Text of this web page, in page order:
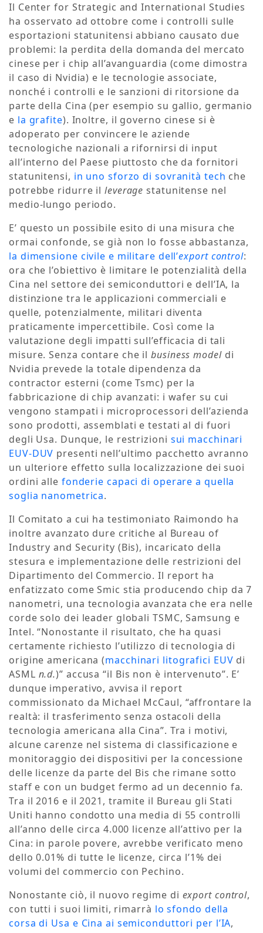
Il Center for Strategic and International Studies
ha osservato ad ottobre come i controlli sulle
esportazioni statunitensi abbiano causato due
problemi: la perdita della domanda del mercato
cinese per i chip all’avanguardia (come dimostra
il caso di Nvidia) e le tecnologie associate,
nonché i controlli e le sanzioni di ritorsione da
parte della Cina (per esempio su gallio, germanio
e la grafite). Inoltre, il governo cinese si è
adoperato per convincere le aziende
tecnologiche nazionali a rifornirsi di input
all’interno del Paese piuttosto che da fornitori
statunitensi, in uno sforzo di sovranità tech che
potrebbe ridurre il leverage statunitense nel
medio-lungo periodo.
E’ questo un possibile esito di una misura che
ormai confonde, se già non lo fosse abbastanza,
la dimensione civile e militare dell’export control:
ora che l’obiettivo è limitare le potenzialità della
Cina nel settore dei semiconduttori e dell’IA, la
distinzione tra le applicazioni commerciali e
quelle, potenzialmente, militari diventa
praticamente impercettibile. Così come la
valutazione degli impatti sull’efficacia di tali
misure. Senza contare che ilbusiness model di
Nvidia prevede la totale dipendenza da
contractor esterni (come Tsmc) per la
fabbricazione di chip avanzati: i wafer su cui
vengono stampati i microprocessori dell’azienda
sono prodotti, assemblati e testati al di fuori
degli Usa. Dunque, le restrizioni sui macchinari
EUV-DUV presenti nell’ultimo pacchetto avranno
un ulteriore effetto sulla localizzazione dei suoi
ordini alle fonderie capaci di operare a quella
soglia nanometrica.
Il Comitato a cui ha testimoniato Raimondo ha
inoltre avanzato dure critiche al Bureau of
Industry and Security (Bis), incaricato della
stesura e implementazione delle restrizioni del
Dipartimento del Commercio. Il report ha
enfatizzato come Smic stia producendo chip da 7
nanometri, una tecnologia avanzata che era nelle
corde solo dei leader globali TSMC, Samsung e
Intel. “Nonostante il risultato, che ha quasi
certamente richiesto l’utilizzo di tecnologia di
origine americana (macchinari litografici EUV di
ASML n.d.)” accusa “il Bis non è intervenuto”. E’
dunque imperativo, avvisa il report
commissionato da Michael McCaul, “affrontare la
realtà: il trasferimento senza ostacoli della
tecnologia americana alla Cina”. Tra i motivi,
alcune carenze nel sistema di classificazione e
monitoraggio dei dispositivi per la concessione
delle licenze da parte del Bis che rimane sotto
staff e con un budget fermo ad un decennio fa.
Tra il 2016 e il 2021, tramite il Bureau gli Stati
Uniti hanno condotto una media di 55 controlli
all’anno delle circa 4.000 licenze all’attivo per la
Cina: in parole povere, avrebbe verificato meno
dello 0.01% di tutte le licenze, circa l’1% dei
volumi del commercio con Pechino.
Nonostante ciò, il nuovo regime di export control,
con tutti i suoi limiti, rimarrà lo sfondo della
corsa di Usa e Cina ai semiconduttori per l’IA,